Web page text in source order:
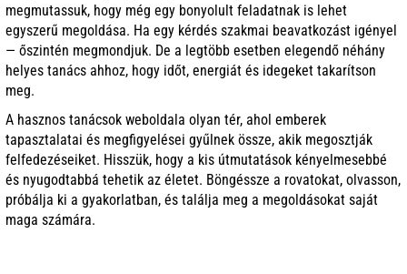
megmutassuk, hogy még egy bonyolult feladatnak is lehet
egyszerű megoldása. Ha egy kérdés szakmai beavatkozást igényel
— őszintén megmondjuk. De a legtöbb esetben elegendő néhány
helyes tanács ahhoz, hogy időt, energiát és idegeket takarítson
meg.
A hasznos tanácsok weboldala olyan tér, ahol emberek
tapasztalatai és megfigyelései gyűlnek össze, akik megosztják
felfedezéseiket. Hisszük, hogy a kis útmutatások kényelmesebbé
és nyugodtabbá tehetik az életet. Böngéssze a rovatokat, olvasson,
próbálja ki a gyakorlatban, és találja meg a megoldásokat saját
maga számára.